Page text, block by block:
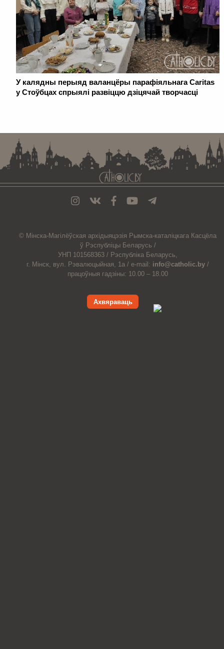
У калядны перыяд валанцёры парафіяльнага Caritas
у Стоўбцах спрыялі развіццю дзіцячай творчасці
© Мiнска-Магiлёўская архiдыяцэзiя Рымска-каталіцкага Касцёла
ў Рэспубліцы Беларусь /
УНП 101568363 / Рэспубліка Беларусь,
г. Мінск, вул. Рэвалюцыйная, 1а / e-mail: info@catholic.by /
працоўныя гадзіны: 10.00 – 18.00
Ахвяраваць